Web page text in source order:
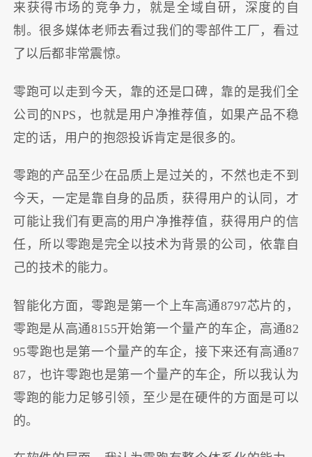
来获得市场的竞争力，就是全域自研，深度的自
制。很多媒体老师去看过我们的零部件工厂，看过
了以后都非常震惊。
零跑可以走到今天，靠的还是口碑，靠的是我们全
公司的NPS，也就是用户净推荐值，如果产品不稳
定的话，用户的抱怨投诉肯定是很多的。
零跑的产品至少在品质上是过关的，不然也走不到
今天，一定是靠自身的品质，获得用户的认同，才
可能让我们有更高的用户净推荐值，获得用户的信
任，所以零跑是完全以技术为背景的公司，依靠自
己的技术的能力。
智能化方面，零跑是第一个上车高通8797芯片的，
零跑是从高通8155开始第一个量产的车企，高通82
95零跑也是第一个量产的车企，接下来还有高通87
87，也许零跑也是第一个量产的车企，所以我认为
零跑的能力足够引领，至少是在硬件的方面是可以
的。